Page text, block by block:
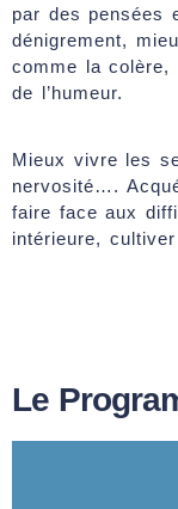
par des pensées
dénigrement,
comme la
de l’humeur.
Mieux vivre les
nervosité….
faire face aux
intérieure,
Le